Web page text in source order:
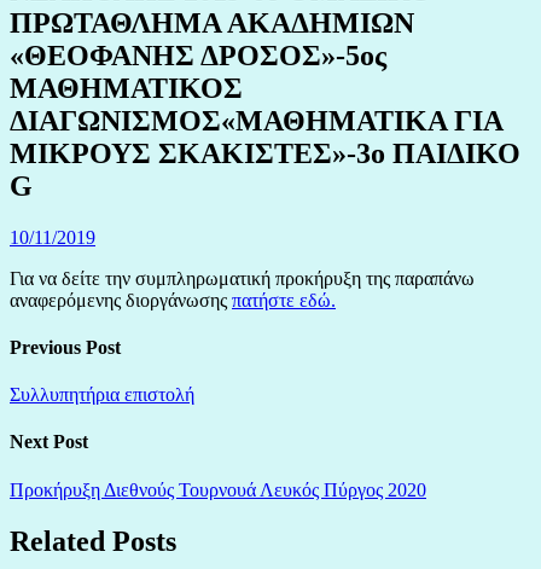
ΠΡΩΤΑΘΛΗΜΑ ΑΚΑΔΗΜΙΩΝ
«ΘΕΟΦΑΝΗΣ ΔΡΟΣΟΣ»-5ος
ΜΑΘΗΜΑΤΙΚΟΣ
ΔΙΑΓΩΝΙΣΜΟΣ«ΜΑΘΗΜΑΤΙΚΑ ΓΙΑ
ΜΙΚΡΟΥΣ ΣΚΑΚΙΣΤΕΣ»-3ο ΠΑΙΔΙΚΟ
G
10/11/2019
Για να δείτε την συμπληρωματική προκήρυξη της παραπάνω
αναφερόμενης διοργάνωσης πατήστε εδώ.
Previous Post
Συλλυπητήρια επιστολή
Next Post
Προκήρυξη Διεθνούς Τουρνουά Λευκός Πύργος 2020
Related Posts